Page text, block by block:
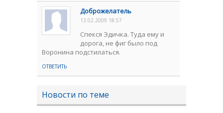
Доброжелатель
13.02.2009 18:57
Спекся Эдичка. Туда ему и
дорога, не фиг было под
Воронина подстилаться.
ОТВЕТИТЬ
Новости по теме